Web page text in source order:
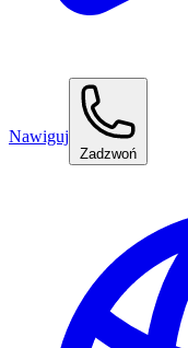
Nawiguj
Zadzwoń